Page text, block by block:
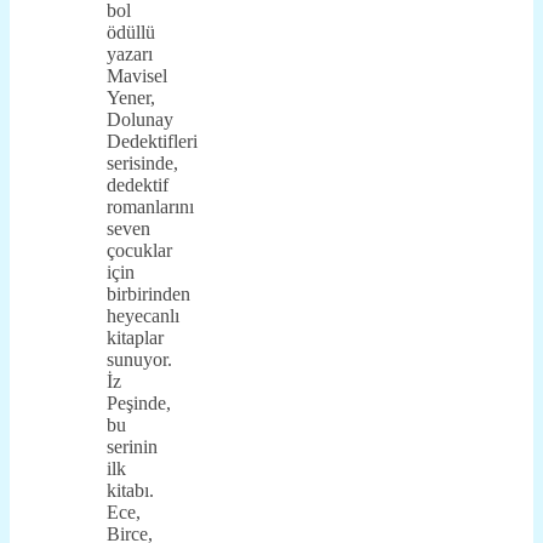
bol
ödüllü
yazarı
Mavisel
Yener,
Dolunay
Dedektifleri
serisinde,
dedektif
romanlarını
seven
çocuklar
için
birbirinden
heyecanlı
kitaplar
sunuyor.
İz
Peşinde,
bu
serinin
ilk
kitabı.
Ece,
Birce,